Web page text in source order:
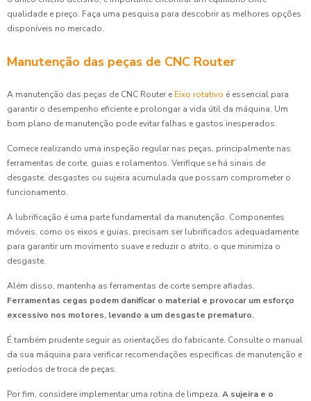
qualidade e preço. Faça uma pesquisa para descobrir as melhores opções
disponíveis no mercado.
Manutenção das peças de CNC Router
A manutenção das peças de CNC Router e Eixo rotativo é essencial para
garantir o desempenho eficiente e prolongar a vida útil da máquina. Um
bom plano de manutenção pode evitar falhas e gastos inesperados.
Comece realizando uma inspeção regular nas peças, principalmente nas
ferramentas de corte, guias e rolamentos. Verifique se há sinais de
desgaste, desgastes ou sujeira acumulada que possam comprometer o
funcionamento.
A lubrificação é uma parte fundamental da manutenção. Componentes
móveis, como os eixos e guias, precisam ser lubrificados adequadamente
para garantir um movimento suave e reduzir o atrito, o que minimiza o
desgaste.
Além disso, mantenha as ferramentas de corte sempre afiadas.
Ferramentas cegas podem danificar o material e provocar um esforço
excessivo nos motores, levando a um desgaste prematuro.
É também prudente seguir as orientações do fabricante. Consulte o manual
da sua máquina para verificar recomendações específicas de manutenção e
períodos de troca de peças.
Por fim, considere implementar uma rotina de limpeza. A sujeira e o